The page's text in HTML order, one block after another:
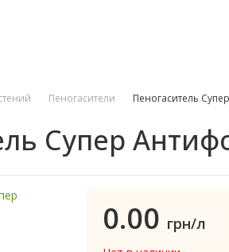
Пеногасители Пеногаситель
Супер
0.00 грн/л